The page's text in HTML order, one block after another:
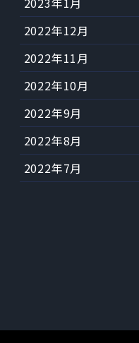
2022年12月
2022年11月
2022年10月
2022年9月
2022年8月
2022年7月